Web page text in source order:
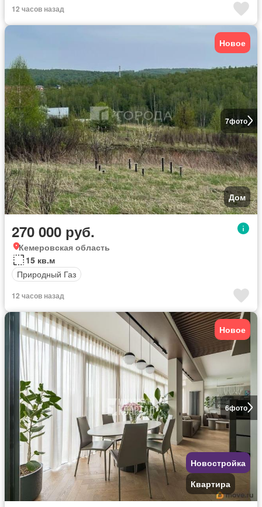
12 часов назад
7фото
Новое
Дом
270 000 руб.
Кемеровская область
15 кв.м
Природный Газ
12 часов назад
6фото
Новое
Новостройка
Квартира